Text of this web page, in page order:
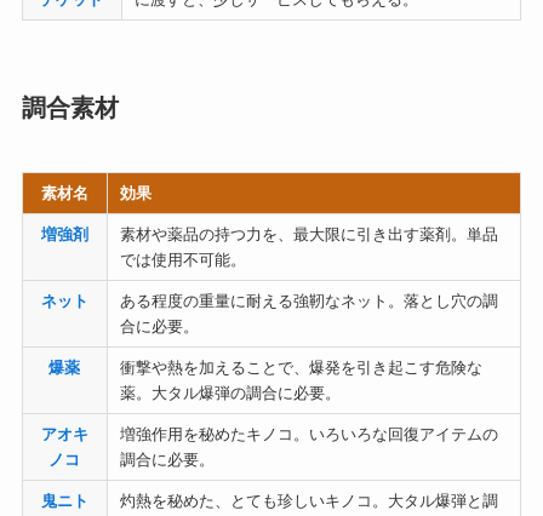
調合素材
素材名 効果
増強剤
素材や薬品の持つ力を、最大限に引き出す薬剤。単品
では使用不可能。
ネット
ある程度の重量に耐える強靭なネット。落とし穴の調
合に必要。
爆薬
衝撃や熱を加えることで、爆発を引き起こす危険な
薬。大タル爆弾の調合に必要。
アオキ
ノコ
増強作用を秘めたキノコ。いろいろな回復アイテムの
調合に必要。
鬼ニト
灼熱を秘めた、とても珍しいキノコ。大タル爆弾と調